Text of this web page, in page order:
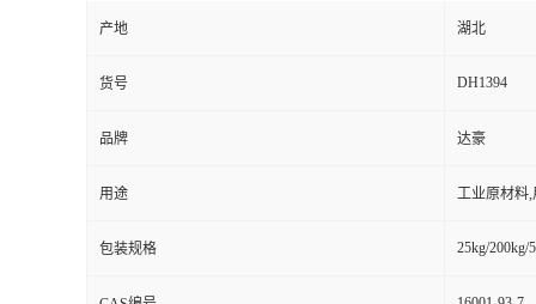
产地 湖北
货号 DH1394
品牌 达豪
用途 工业原材料
包装规格 25kg/200kg/